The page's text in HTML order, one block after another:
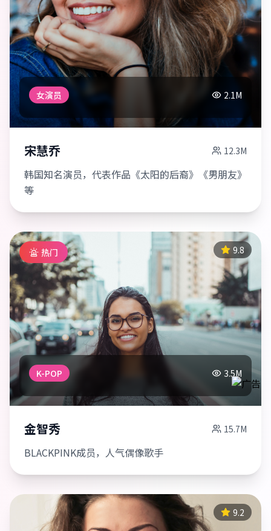
女演员 2.1M
宋慧乔 12.3M
韩国知名演员，代表作品《太阳的后裔》《男朋友》
等
热门 9.8
K-POP 3.5M
金智秀 15.7M
BLACKPINK成员，人气偶像歌手
9.2